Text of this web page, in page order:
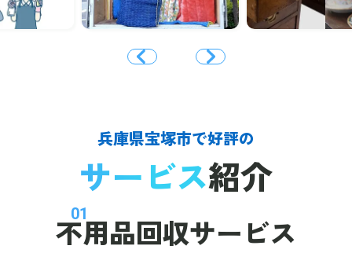
兵庫県宝塚市で好評の
サービス紹介
01
不用品回収サービス